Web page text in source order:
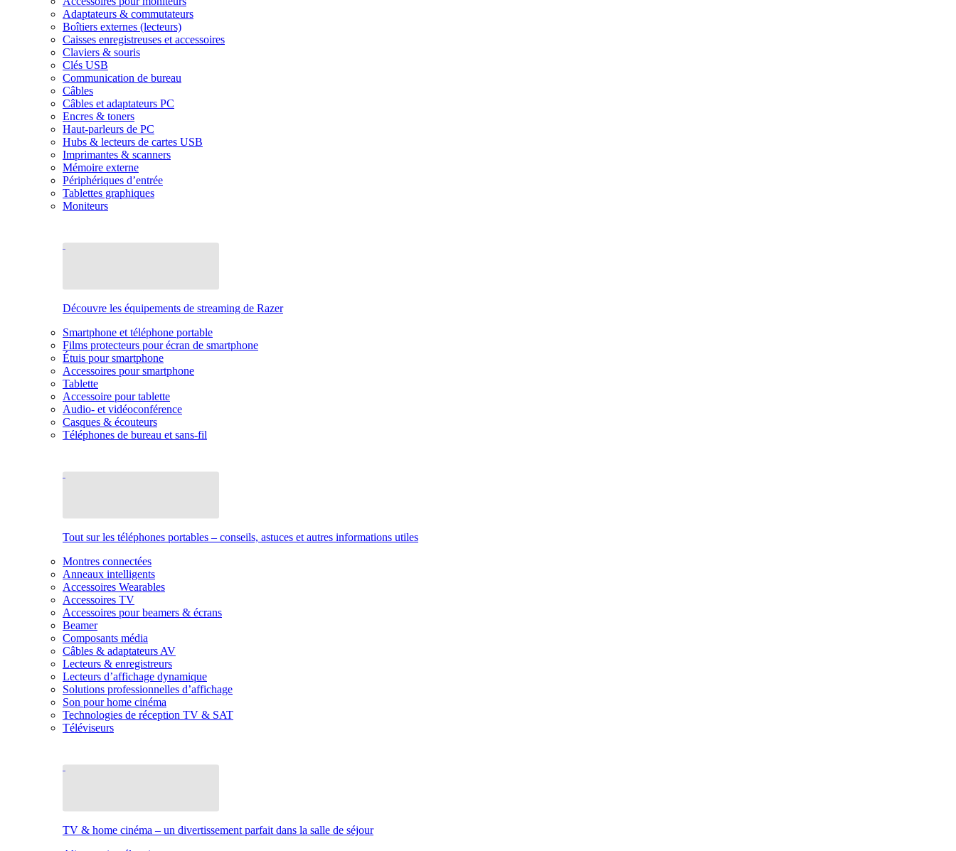
Adaptateurs & commutateurs
Boîtiers externes (lecteurs)
Caisses enregistreuses et accessoires
Claviers & souris
Clés USB
Communication de bureau
Câbles
Câbles et adaptateurs PC
Encres & toners
Haut-parleurs de PC
Hubs & lecteurs de cartes USB
Imprimantes & scanners
Mémoire externe
Périphériques d’entrée
Tablettes graphiques
Moniteurs
Découvre les équipements de streaming de Razer
Smartphone et téléphone portable
Films protecteurs pour écran de smartphone
Étuis pour smartphone
Accessoires pour smartphone
Tablette
Accessoire pour tablette
Audio- et vidéoconférence
Casques & écouteurs
Téléphones de bureau et sans-fil
Tout sur les téléphones portables – conseils, astuces et autres informations utiles
Montres connectées
Anneaux intelligents
Accessoires Wearables
Accessoires TV
Accessoires pour beamers & écrans
Beamer
Composants média
Câbles & adaptateurs AV
Lecteurs & enregistreurs
Lecteurs d’affichage dynamique
Solutions professionnelles d’affichage
Son pour home cinéma
Technologies de réception TV & SAT
Téléviseurs
TV & home cinéma – un divertissement parfait dans la salle de séjour